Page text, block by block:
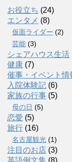
お役立ち (24)
エンタメ (8)
仮面ライダー (2)
芸能 (3)
シェアハウス生活
健康 (7)
催事・イベント情
入院体験記 (6)
家族の行事 (5)
母の日 (5)
恋愛 (5)
旅行 (16)
名古屋観光 (1)
注目のお店 (3)
英語例文集 (8)